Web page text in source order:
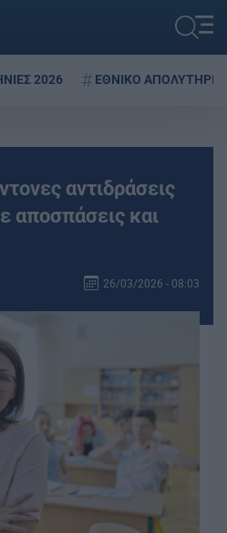
2026 ΕΘΝΙΚΟ ΑΠΟΛΥΤΗΡΙΟ
αντιδράσεις
αποσπάσεις και
26/03/2026 - 08:03